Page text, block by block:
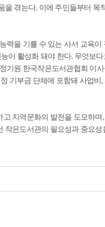
겪는다. 이에 주민들부터 목
을 기를 수 있는 사서 교육이
이 활성화 돼야 한다. 무엇보
원 한국작은도서관협회 이사
기부금 단체에 포함돼 사업비
지역문화의 발전을 도모하며
은도서관의 필요성과 중요